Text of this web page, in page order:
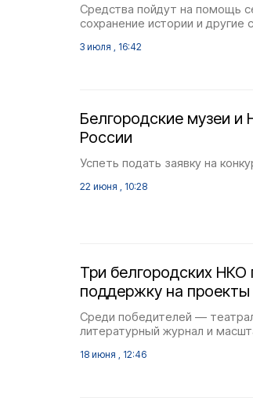
Средства пойдут на помощь
сохранение истории и другие
3 июля , 16:42
Белгородские музеи и
России
Успеть подать заявку на
22 июня , 10:28
Три белгородских
поддержку на проекты
Среди победителей —
литературный журнал и
18 июня , 12:46